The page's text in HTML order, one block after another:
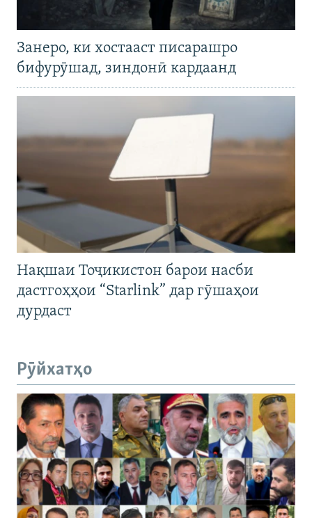
Занеро, ки хостааст писарашро
бифурӯшад, зиндонӣ кардаанд
Нақшаи Тоҷикистон барои насби
дастгоҳҳои “Starlink” дар гӯшаҳои
дурдаст
Рӯйхатҳо